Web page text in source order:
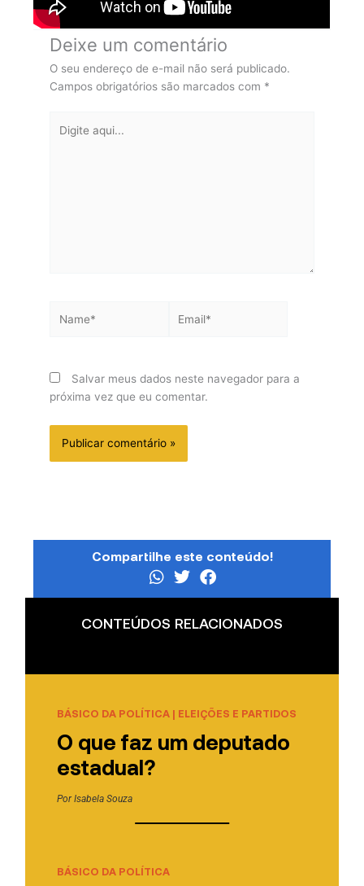
Deixe um comentário
O seu endereço de e-mail não será publicado.
Campos obrigatórios são marcados com *
aqui...
Salvar meus dados neste navegador para a
próxima vez que eu comentar.
Compartilhe este conteúdo!
CONTEÚDOS RELACIONADOS
BÁSICO DA POLÍTICA| ELEIÇÕES E PARTIDOS
O que faz um deputado
estadual?
PorIsabela Souza
BÁSICO DA POLÍTICA